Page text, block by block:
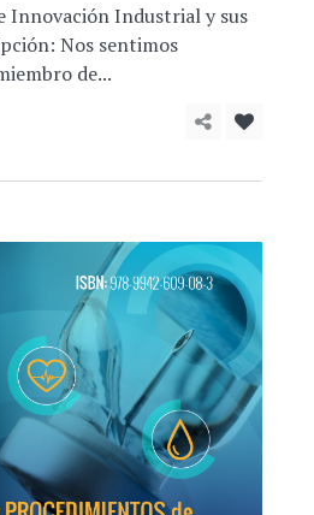
Innovación Industrial y sus
Nos sentimos
de...